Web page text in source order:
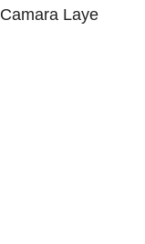
Camara Laye